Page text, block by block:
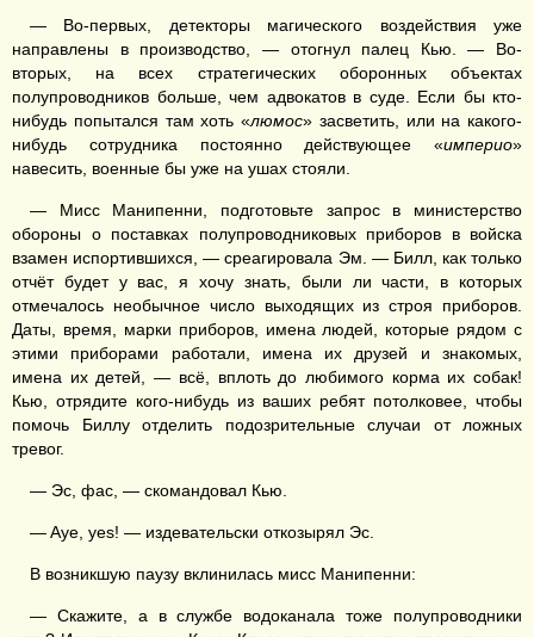
— Во-первых, детекторы магического воздействия уже
направлены в производство, — отогнул палец Кью. — Во-
вторых, на всех стратегических оборонных объектах
полупроводников больше, чем адвокатов в суде. Если бы кто-
нибудь попытался там хоть «люмос» засветить, или на какого-
нибудь сотрудника постоянно действующее «империо»
навесить, военные бы уже на ушах стояли.
— Мисс Манипенни, подготовьте запрос в министерство
обороны о поставках полупроводниковых приборов в войска
взамен испортившихся, — среагировала Эм. — Билл, как только
отчёт будет у вас, я хочу знать, были ли части, в которых
отмечалось необычное число выходящих из строя приборов.
Даты, время, марки приборов, имена людей, которые рядом с
этими приборами работали, имена их друзей и знакомых,
имена их детей, — всё, вплоть до любимого корма их собак!
Кью, отрядите кого-нибудь из ваших ребят потолковее, чтобы
помочь Биллу отделить подозрительные случаи от ложных
тревог.
— Эс, фас, — скомандовал Кью.
— Aye, yes! — издевательски откозырял Эс.
В возникшую паузу вклинилась мисс Манипенни:
— Скажите, а в службе водоканала тоже полупроводники